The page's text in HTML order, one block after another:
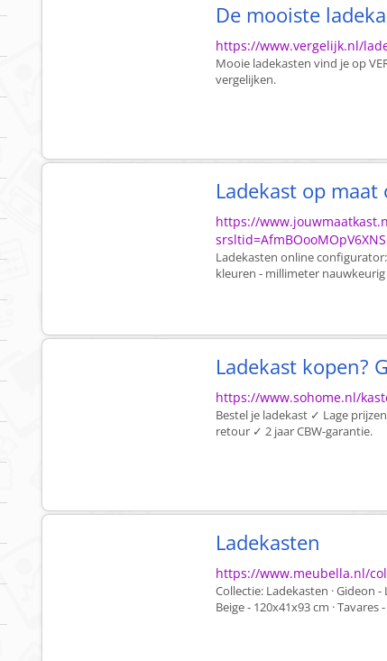
De mooiste
https://www.vergelijk.nl/
Mooie ladekasten vind je op
vergelijken.
Ladekast op
https://
Ladekasten online
kleuren - millimeter
Ladekast kopen?
https://www.sohome.nl/
Bestel je ladekast ✓ Lage
retour ✓ 2 jaar CBW-garantie.
Ladekasten
https://www.meubella.nl/
Collectie: Ladekasten · Gideon
Beige - 120x41x93 cm ·